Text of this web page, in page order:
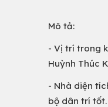
Mô tả:
- Vị trí trong
Huỳnh Thúc
- Nhà diện
bộ dân trí tốt.